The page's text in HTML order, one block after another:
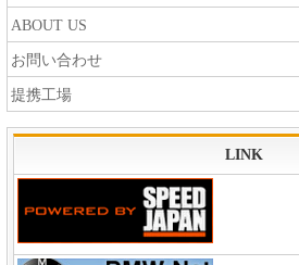
ABOUT US
お問い合わせ
提携工場
LINK